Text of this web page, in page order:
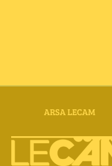
ARSA LECAM